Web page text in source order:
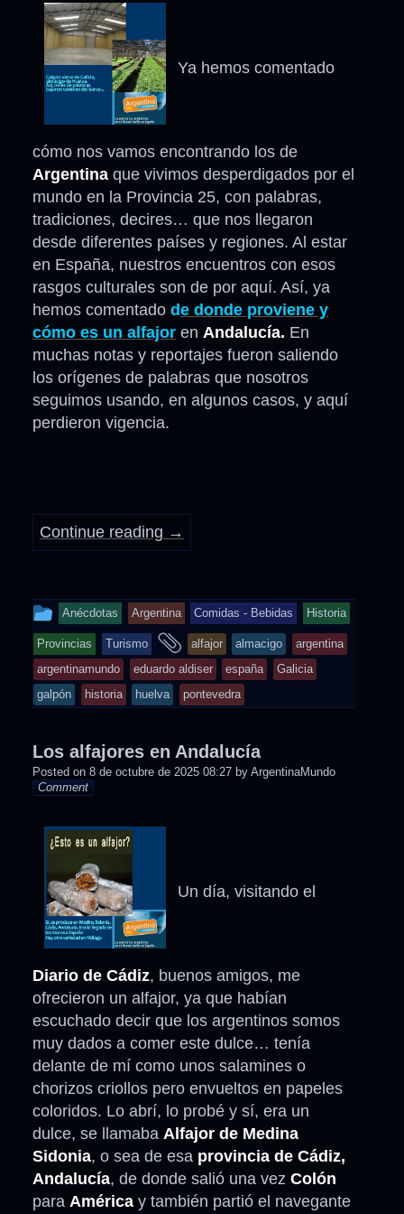
Ya hemos comentado
cómo nos vamos encontrando los de
Argentina que vivimos desperdigados por el
mundo en la Provincia 25, con palabras,
tradiciones, decires… que nos llegaron
desde diferentes países y regiones. Al estar
en España, nuestros encuentros con esos
rasgos culturales son de por aquí. Así, ya
hemos comentado de donde proviene y
cómo es un alfajor en Andalucía. En
muchas notas y reportajes fueron saliendo
los orígenes de palabras que nosotros
seguimos usando, en algunos casos, y aquí
perdieron vigencia.
Continue reading →
This
entry
was
posted
in
Anécdotas Argentina Comidas - Bebidas Historia
Provincias Turismo
and
tagged
alfajor almacigo
argentina
argentinamundo
eduardo aldiser españa
Galicia
galpón
historia huelva pontevedra
Los alfajores en Andalucía
Posted on 8 de octubre de 2025 08:27 by ArgentinaMundo
Comment
Un día, visitando el
Diario de Cádiz, buenos amigos, me
ofrecieron un alfajor, ya que habían
escuchado decir que los argentinos somos
muy dados a comer este dulce… tenía
delante de mí como unos salamines o
chorizos criollos pero envueltos en papeles
coloridos. Lo abrí, lo probé y sí, era un
dulce, se llamaba Alfajor de Medina
Sidonia, o sea de esa provincia de Cádiz,
Andalucía, de donde salió una vez Colón
para América y también partió el navegante